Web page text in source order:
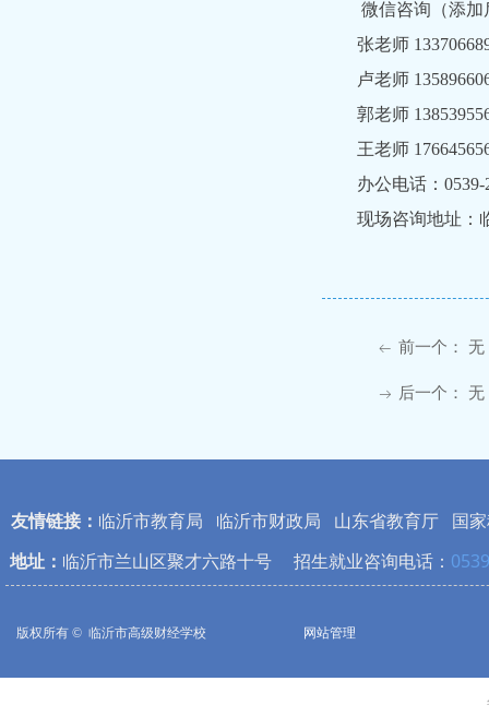
微信咨询（添加
张老师
卢老师
郭老师
王老师
办公电话：0539-
现场咨询地址：临
ꂃ 前一个： 无
ꁹ 后一个： 无
地址： 临沂市兰山区聚才六路十号 招生就业咨询电话：
友情链接： 临沂市教育局 临沂市财政局 山东省教育厅 国
版权所有 © 临沂市高级财经学校 网站管理